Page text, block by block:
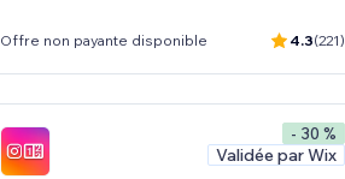
Offre non payante disponible 4.3(221)
- 30 %
Validée par Wix